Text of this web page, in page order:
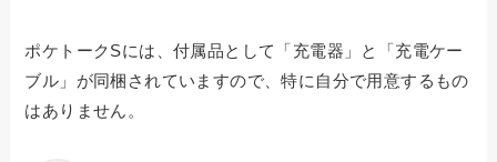
ポケトークSには、付属品として「充電器」と「充電ケー
ブル」が同梱されていますので、特に自分で用意するもの
はありません。